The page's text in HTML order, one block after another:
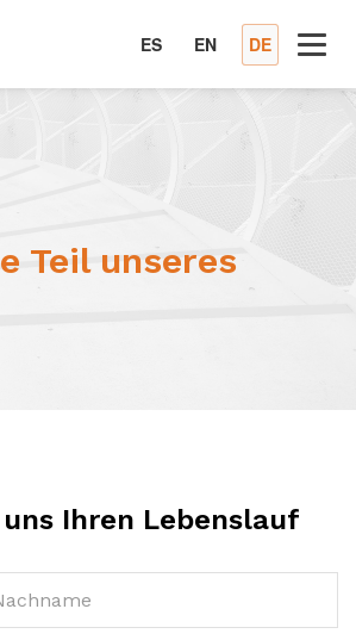
ES EN DE
Teil unseres
Ihren Lebenslauf